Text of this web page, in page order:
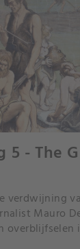
5 - The
verdwijning
Mauro
overblijfselen